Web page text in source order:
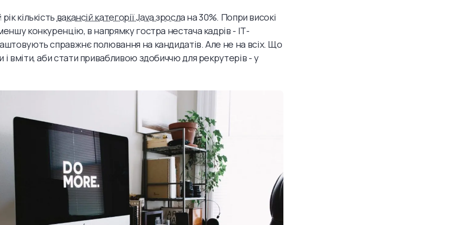
кількість вакансій категорії Java зрослана 30%. Попри високі
конкуренцію, в напрямку гостра нестача кадрів - ІТ-
справжнє полювання на кандидатів. Але не на всіх. Що
і вміти, аби стати привабливою здобиччю для рекрутерів - у